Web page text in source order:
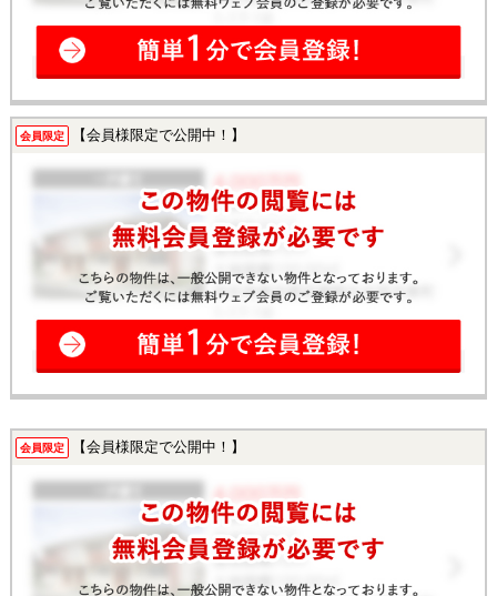
会員限定 【会員様限定で公開中！】
会員限定 【会員様限定で公開中！】